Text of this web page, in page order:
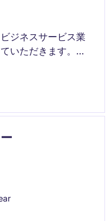
ジネスサービス業
いただきます。ク